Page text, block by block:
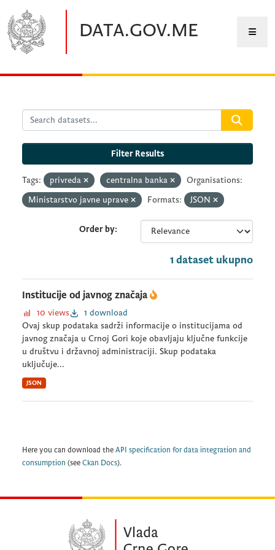
DATA.GOV.ME
Filter Results
Tags: privreda centralna banka
Organisations:
Ministarstvo javne uprave
Formats: JSON
Order by
1 dataset ukupno
Institucije od javnog značaja
10 views
1 download
Ovaj skup podataka sadrži informacije o institucijama od
javnog značaja u Crnoj Gori koje obavljaju ključne funkcije
u društvu i državnoj administraciji. Skup podataka
uključuje...
JSON
Here you can download the API specification for data integration and
consumption (see Ckan Docs).